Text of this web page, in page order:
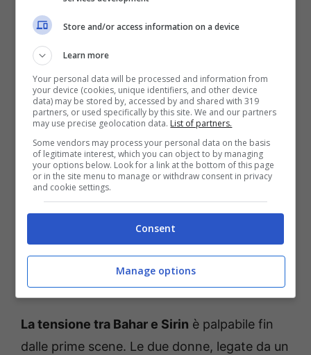
rivelazioni scioccanti,i personaggi si trovano
ad affrontare le proprie paure
desideri più nascosti.
La Forza di una donna: anticipazioni shock sulle puntate dal
28 luglio all’1 agosto – Mediaset Infinity – uspms.it
La tensione tra Bahar e Sirin è palpabile fin
dalle prime scene. Le due donne, legate da un
Store and/or access information on a device
Learn more
Your personal data will be processed and information from
your device (cookies, unique identifiers, and other device
data) may be stored by, accessed by and shared with 319
partners, or used specifically by this site. We and our partners
may use precise geolocation data. List of partners.
Some vendors may process your personal data on the basis
of legitimate interest, which you can object to by managing
your options below. Look for a link at the bottom of this page
or in the site menu to manage or withdraw consent in privacy
and cookie settings.
Consent
Manage options